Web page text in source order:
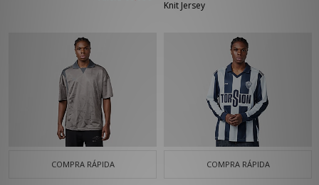
Knit Jersey
COMPRA RÁPIDA COMPRA RÁPIDA